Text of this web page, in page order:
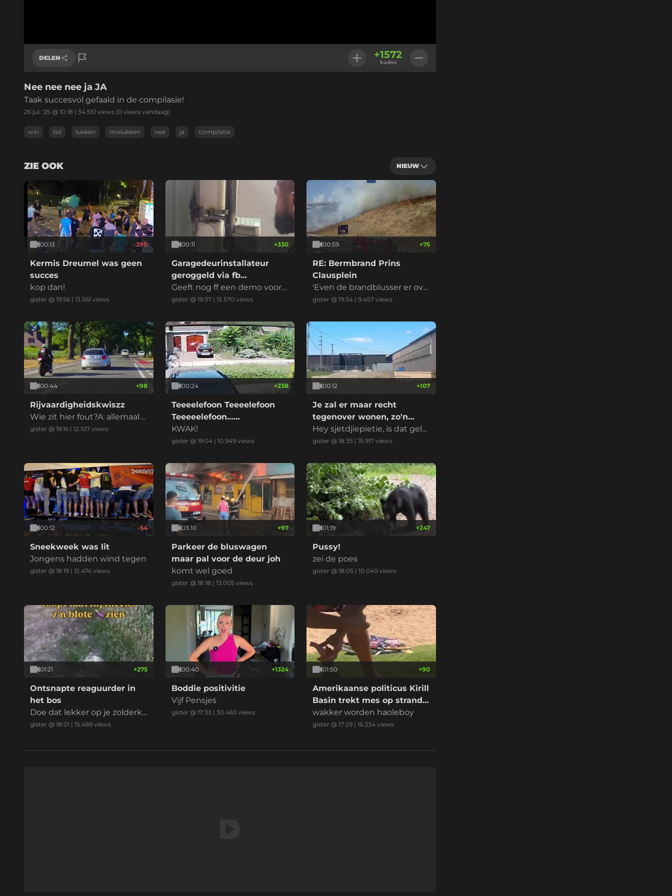
DELEN
Link kopiëren
+1572
kudos
Nee nee nee ja JA
Taak succesvol gefaald in de compilasie!
26 jul. '25 @ 10:18 | 34.551 views (0 views vandaag)
win fail lukken mislukken nee ja compilatie
ZIE OOK NIEUW
00:13 -290
Kermis Dreumel was geen
succes
kop dan!
gister @ 19:56 | 13.561 views
00:11 +330
Garagedeurinstallateur
geroggeld via fb
marktplaats
Geeft nog ff een demo voord
at ik betaal
gister @ 19:37| 15.570views
00:59 +75
RE: Bermbrand Prins
Clausplein
'Even de brandblusser er ove
r en het is geblust' riep iema
gister @ 19:34 |9.457 views
00:44 +98
Rijvaardigheidskwiszz
Wie zit hier fout?A: allemaal
B: iedereenC: alle betrokken
gister @ 19:16 | 12.107 views
00:24 +238
Teeeelefoon Teeeelefoon
Teeeeelefoon……
KWAK!
gister @ 19:04| 10.949views
00:12 +107
Je zal er maar recht
tegenover wonen, zo'n
datacenter
Hey sjetdjiepietie, is dat gelui
d normaal?
gister @ 18:35 |15.917 views
00:12 -54
Sneekweek was lit
Jongens hadden wind tegen
gister @ 18:19 | 12.474 views
03:10 +97
Parkeer de bluswagen
maar pal voor de deur joh
komt wel goed
gister @ 18:18 | 13.005views
01:19 +247
Pussy!
zei de poes
gister @ 18:05 |10.040 views
01:21 +275
Ontsnapte reaguurder in
het bos
Doe dat lekker op je zolderka
mer mafkees
gister @ 18:01 | 15.469 views
00:40 +1324
Boddie positivitie
Vijf Pensjes
gister @ 17:33 | 30.463 views
01:50 +90
Amerikaanse politicus Kirill
Basin trekt mes op strand
Hawaii
wakker worden haoleboy
gister @ 17:29 |16.334 views